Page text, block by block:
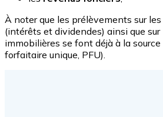
À noter que les prélèvements sur
(intérêts et dividendes) ainsi que
immobilières se font déjà à la
forfaitaire unique, PFU).